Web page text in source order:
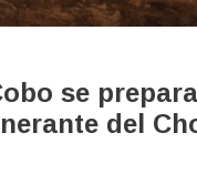
se
del